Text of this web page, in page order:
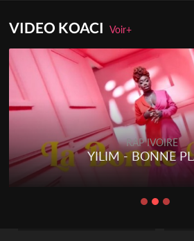
VIDEO KOACIVoir+
RAP IVOIRE
YILIM - BONNE